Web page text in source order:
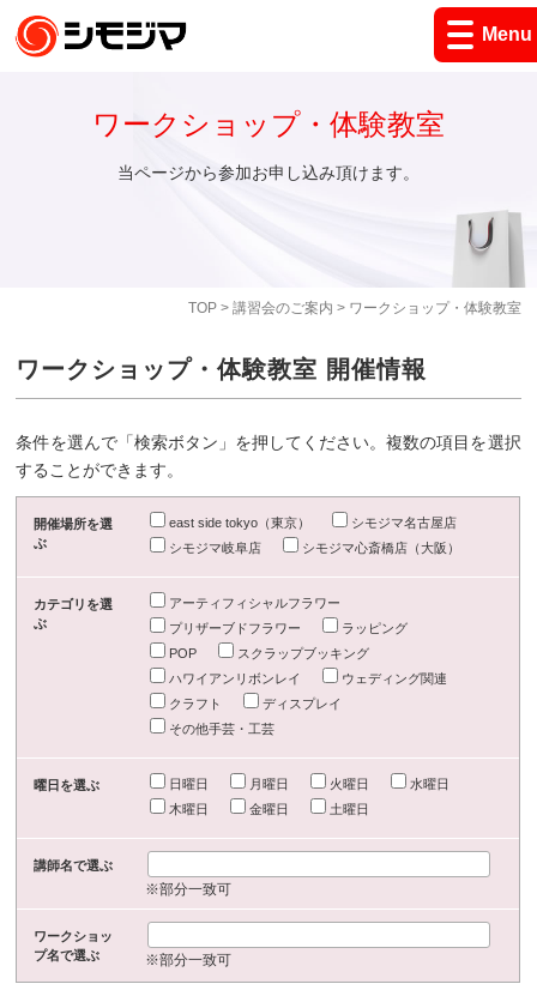
Menu
TOP> 講習会のご案内 > ワークショップ・体験教室
ワークショップ・体験教室
当ページから参加お申し込み頂けます。
ワークショップ・体験教室 開催情報
条件を選んで「検索ボタン」を押してください。複数の項目を選択
することができます。
開催場所を選
ぶ
east side tokyo（東京）
シモジマ名古屋店
シモジマ岐阜店
シモジマ心斎橋店（大阪）
カテゴリを選
ぶ
アーティフィシャルフラワー
プリザーブドフラワー
ラッピング
POP
スクラップブッキング
ハワイアンリボンレイ
ウェディング関連
クラフト
ディスプレイ
その他手芸・工芸
曜日を選ぶ 日曜日 月曜日 火曜日
水曜日
木曜日
金曜日 土曜日
講師名で選ぶ
※部分一致可
ワークショッ
プ名で選ぶ
※部分一致可